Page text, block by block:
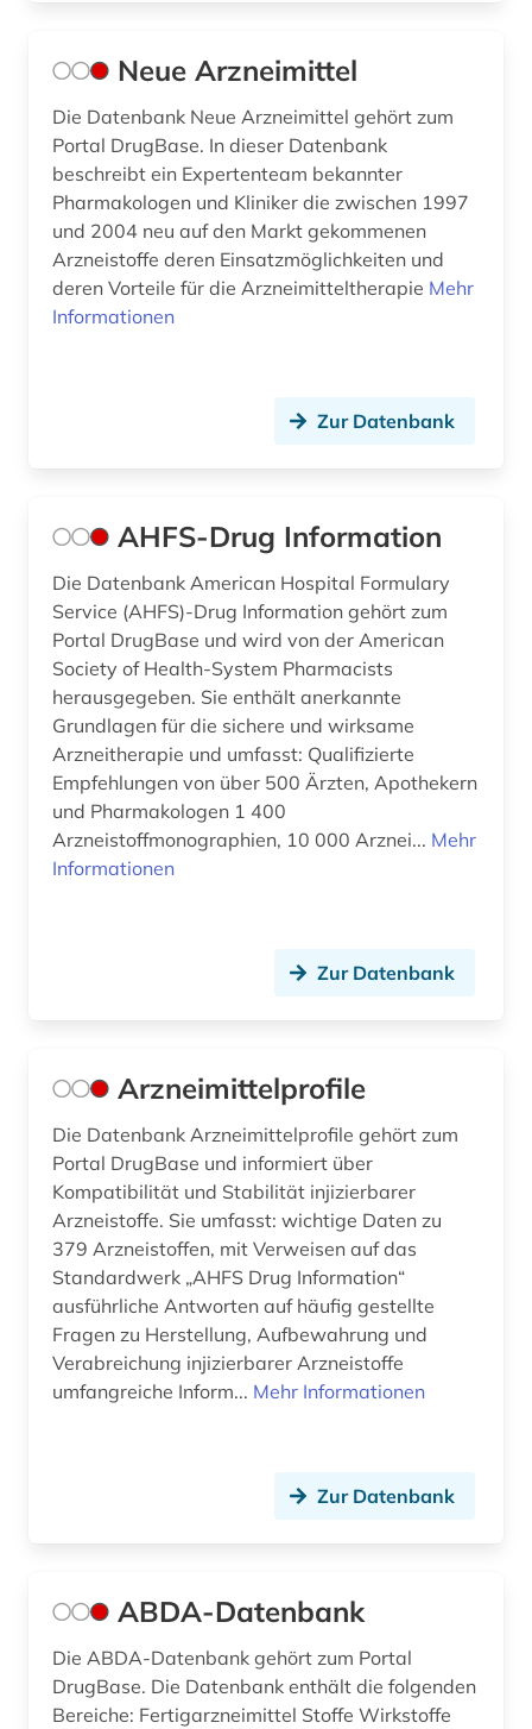
Neue Arzneimittel
Die Datenbank Neue Arzneimittel gehört zum
Portal DrugBase. In dieser Datenbank
beschreibt ein Expertenteam bekannter
Pharmakologen und Kliniker die zwischen 1997
und 2004 neu auf den Markt gekommenen
Arzneistoffe deren Einsatzmöglichkeiten und
deren Vorteile für die Arzneimitteltherapie Mehr
Informationen
Zur Datenbank
AHFS-Drug Information
Die Datenbank American Hospital Formulary
Service (AHFS)-Drug Information gehört zum
Portal DrugBase und wird von der American
Society of Health-System Pharmacists
herausgegeben. Sie enthält anerkannte
Grundlagen für die sichere und wirksame
Arzneitherapie und umfasst: Qualifizierte
Empfehlungen von über 500 Ärzten, Apothekern
und Pharmakologen 1 400
Arzneistoffmonographien, 10 000 Arznei... Mehr
Informationen
Zur Datenbank
Arzneimittelprofile
Die Datenbank Arzneimittelprofile gehört zum
Portal DrugBase und informiert über
Kompatibilität und Stabilität injizierbarer
Arzneistoffe. Sie umfasst: wichtige Daten zu
379 Arzneistoffen, mit Verweisen auf das
Standardwerk „AHFS Drug Information“
ausführliche Antworten auf häufig gestellte
Fragen zu Herstellung, Aufbewahrung und
Verabreichung injizierbarer Arzneistoffe
umfangreiche Inform... Mehr Informationen
Zur Datenbank
ABDA-Datenbank
Die ABDA-Datenbank gehört zum Portal
DrugBase. Die Datenbank enthält die folgenden
Bereiche: Fertigarzneimittel Stoffe Wirkstoffe